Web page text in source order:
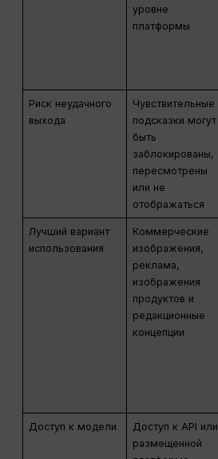
уровне
платформы
Риск неудачного
выхода
Чувствительные
подсказки могут
быть
заблокированы,
пересмотрены
или не
отображаться
Лучший вариант
использования
Коммерческие
изображения,
реклама,
изображения
продуктов и
редакционные
концепции
Доступ к модели
Доступ к API или
размещенной